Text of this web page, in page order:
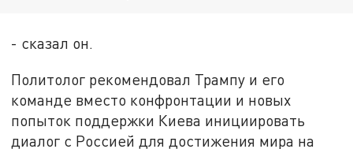
- сказал он.
Политолог рекомендовал Трампу и его
команде вместо конфронтации и новых
попыток поддержки Киева инициировать
диалог с Россией для достижения мира на